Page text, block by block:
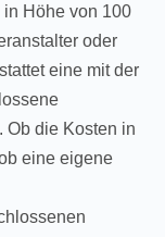
Höhe von 100
oder
eine mit der
Ob die Kosten in
eine eigene